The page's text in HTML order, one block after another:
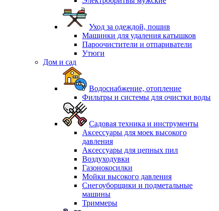
Уход за одеждой, пошив
Машинки для удаления катышков
Пароочистители и отпариватели
Утюги
Дом и сад
Водоснабжение, отопление
Фильтры и системы для очистки воды
Садовая техника и инструменты
Аксессуары для моек высокого
давления
Аксессуары для цепных пил
Воздуходувки
Газонокосилки
Мойки высокого давления
Снегоуборщики и подметальные
машины
Триммеры